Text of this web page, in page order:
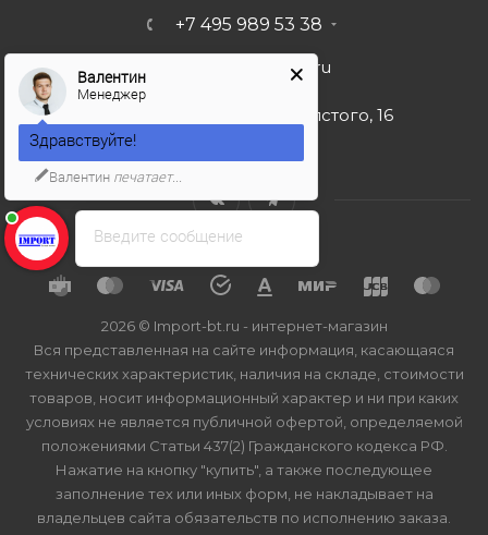
+7 495 989 53 38
import-bt@bk.ru
г. Москва, ул. Льва Толстого, 16
2026 © Import-bt.ru - интернет-магазин
Вся представленная на сайте информация, касающаяся
технических характеристик, наличия на складе, стоимости
товаров, носит информационный характер и ни при каких
условиях не является публичной офертой, определяемой
положениями Статьи 437(2) Гражданского кодекса РФ.
Нажатие на кнопку "купить", а также последующее
заполнение тех или иных форм, не накладывает на
владельцев сайта обязательств по исполнению заказа.
Введите сообщение
Валентин
Менеджер
Здравствуйте!
Валентин печатает...